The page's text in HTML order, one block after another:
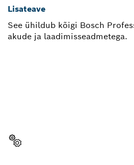
Lisateave
See ühildub kõigi Bosch
akude ja laadimisseadmetega.